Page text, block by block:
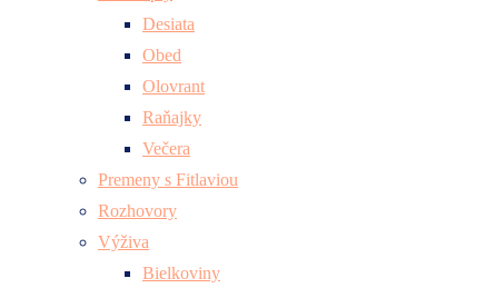
Desiata
Obed
Olovrant
Raňajky
Večera
Premeny s Fitlaviou
Rozhovory
Výživa
Bielkoviny